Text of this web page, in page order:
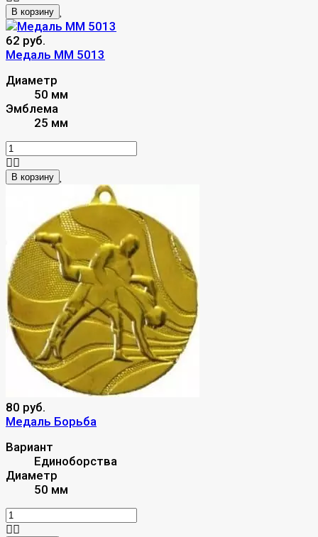
В корзину
62 руб.
Медаль MM 5013
Диаметр
50 мм
Эмблема
25 мм
В корзину
80 руб.
Mедаль Борьба
Вариант
Единоборства
Диаметр
50 мм